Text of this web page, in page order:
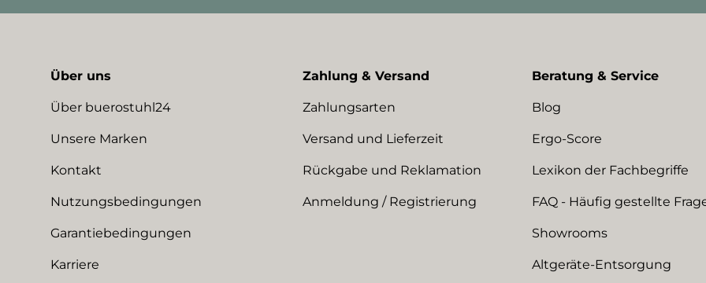
Über uns
Über buerostuhl24
Unsere Marken
Kontakt
Nutzungsbedingungen
Garantiebedingungen
Karriere
Zahlung & Versand
Zahlungsarten
Versand und Lieferzeit
Rückgabe und Reklamation
Anmeldung / Registrierung
Beratung & Service
Blog
Ergo-Score
Lexikon der Fachbegriffe
FAQ - Häufig gestellte
Showrooms
Altgeräte-Entsorgung